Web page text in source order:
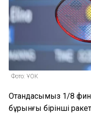
Фото: ҰОК
Отандасымыз 1/8
бұрынғы бірінші